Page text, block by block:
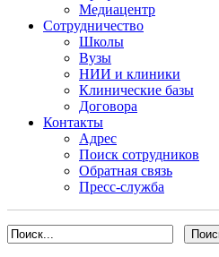
Медиацентр
Сотрудничество
Школы
Вузы
НИИ и клиники
Клинические базы
Договора
Контакты
Адрес
Поиск сотрудников
Обратная связь
Пресс-служба